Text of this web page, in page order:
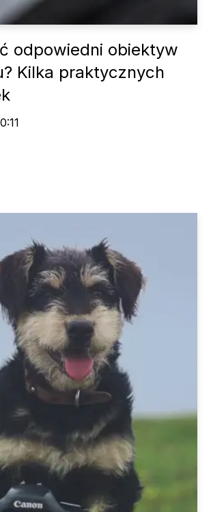
odpowiedni obiektyw
Kilka praktycznych